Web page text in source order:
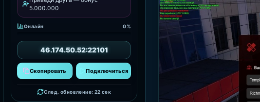
5.000.000
Онлайн 0%
46.174.50.52:22101
Скопировать Подключиться
След. обновление: 20 сек